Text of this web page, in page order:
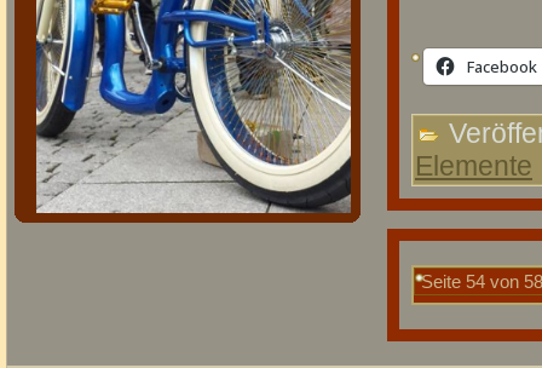
Facebook
Elemente
Seite 54 von 58